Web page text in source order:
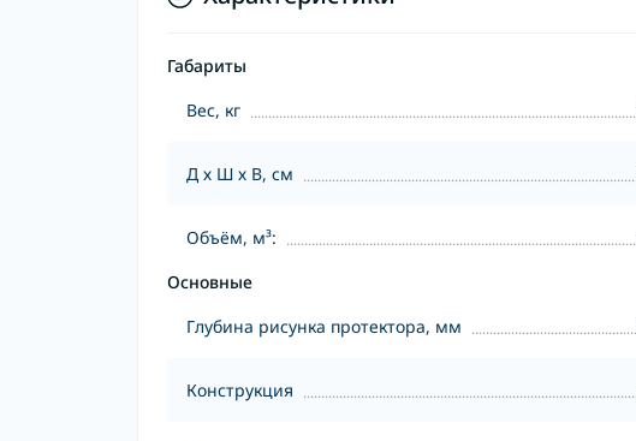
Габариты
Вес, кг
Д х Ш х В, см
Объём, м³:
Основные
Глубина рисунка протектора, мм
Конструкция